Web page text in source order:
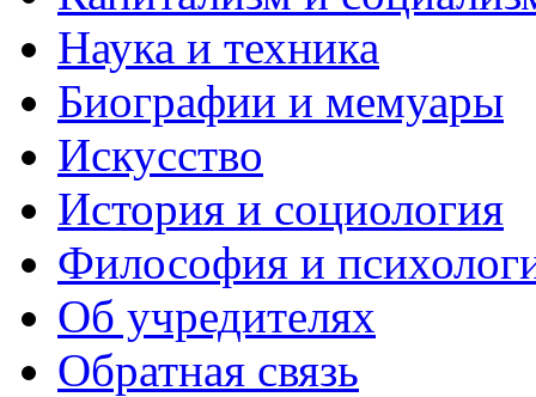
Наука и техника
Биографии и мемуары
Искусство
История и социология
Философия и
Об учредителях
Обратная связь